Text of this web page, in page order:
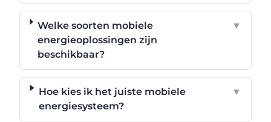
Welke soorten mobiele
energieoplossingen zijn
beschikbaar?
▼
Hoe kies ik het juiste mobiele
energiesysteem?
▼